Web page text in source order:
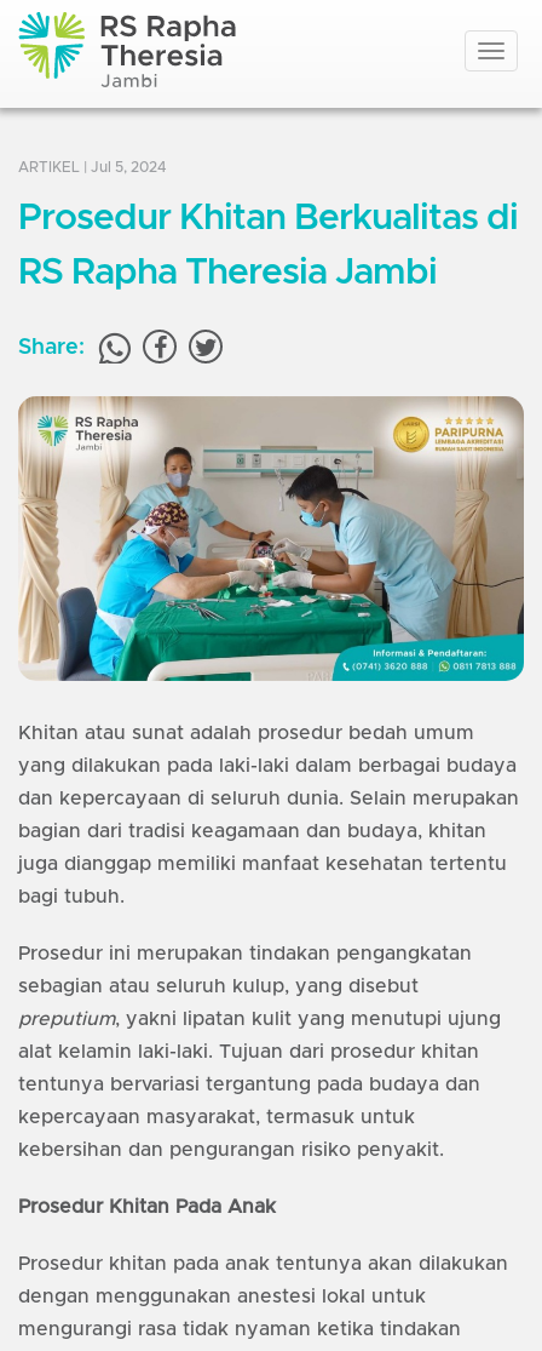
Toggle
ARTIKEL | Jul 5, 2024
Prosedur Khitan Berkualitas di
RS Rapha Theresia Jambi
Share:
Khitan atau sunat adalah prosedur bedah umum
yang dilakukan pada laki-laki dalam berbagai budaya
dan kepercayaan di seluruh dunia. Selain merupakan
bagian dari tradisi keagamaan dan budaya, khitan
juga dianggap memiliki manfaat kesehatan tertentu
bagi tubuh.
Prosedur ini merupakan tindakan pengangkatan
sebagian atau seluruh kulup, yang disebut
preputium, yakni lipatan kulit yang menutupi ujung
alat kelamin laki-laki. Tujuan dari prosedur khitan
tentunya bervariasi tergantung pada budaya dan
kepercayaan masyarakat, termasuk untuk
kebersihan dan pengurangan risiko penyakit.
Prosedur Khitan Pada Anak
Prosedur khitan pada anak tentunya akan dilakukan
dengan menggunakan anestesi lokal untuk
mengurangi rasa tidak nyaman ketika tindakan